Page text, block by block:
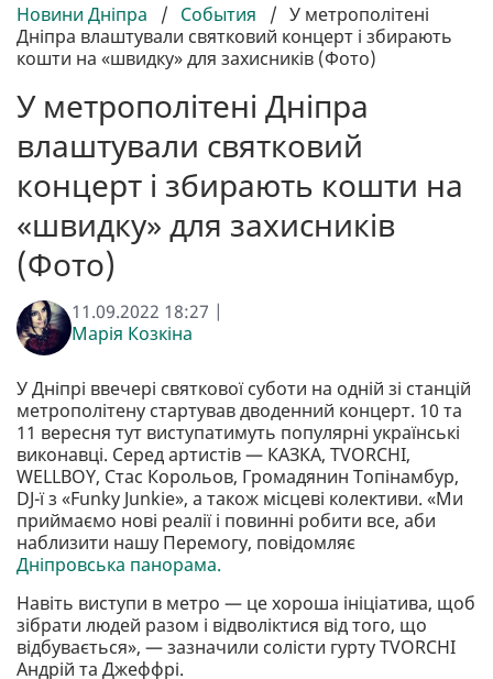
Новини Дніпра / События / У метрополітені
Дніпра влаштували святковий концерт і збирають
кошти на «швидку» для захисників (Фото)
У метрополітені Дніпра
влаштували святковий
концерт і збирають кошти на
«швидку» для захисників
(Фото)
11.09.2022 18:27 |
Марія Козкіна
У Дніпрі ввечері святкової суботи на одній зі станцій
метрополітену стартував дводенний концерт. 10 та
11 вересня тут виступатимуть популярні українські
виконавці. Серед артистів — КАЗКА, TVORCHI,
WELLBOY, Стас Корольов, Громадянин Топінамбур,
DJ-ї з «Funky Junkie», а також місцеві колективи. «Ми
приймаємо нові реалії і повинні робити все, аби
наблизити нашу Перемогу, повідомляє
Дніпровська панорама.
Навіть виступи в метро — це хороша ініціатива, щоб
зібрати людей разом і відволіктися від того, що
відбувається», — зазначили солісти гурту TVORCHI
Андрій та Джеффрі.